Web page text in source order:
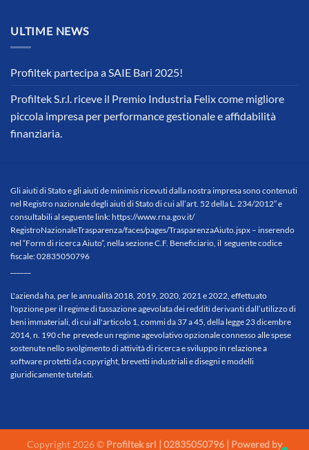
ULTIME NEWS
Profiltek partecipa a SAIE Bari 2025!
Profiltek S.r.l. riceve il Premio Industria Felix come migliore
piccola impresa per performance gestionale e affidabilità
finanziaria.
Gli aiuti di Stato e gli aiuti de minimis ricevuti dalla nostra impresa sono contenuti
nel Registro nazionale degli aiuti di Stato di cui all’art. 52 della L. 234/2012” e
consultabili al seguente link:https://www.rna.gov.it/
RegistroNazionaleTrasparenza/faces/pages/TrasparenzaAiuto.jspx – inserendo
nel “Form di ricerca Aiuto”, nella sezione C.F. Beneficiario, il seguente codice
fiscale: 02835050796
L'azienda ha, per le annualità 2018, 2019, 2020, 2021 e 2022, effettuato
l'opzione per il regime di tassazione agevolata dei redditi derivanti dall’utilizzo di
beni immateriali, di cui all'articolo 1, commi da 37 a 45, della legge 23 dicembre
2014, n. 190 che prevede un regime agevolativo opzionale connesso alle spese
sostenute nello svolgimento di attività di ricerca e sviluppo in relazione a
software protetti da copyright, brevetti industriali e disegni e modelli
giuridicamente tutelati.
Copyright 2026 © Profiltek srl | 02835050796 | Powered by